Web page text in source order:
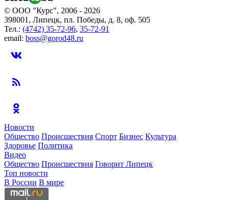
© ООО "Курс", 2006 - 2026
398001, Липецк, пл. Победы, д. 8, оф. 505
Тел.: (4742) 35-72-96, 35-72-91
email: boss@gorod48.ru
Новости
Общество Происшествия Спорт Бизнес Культура
Здоровье Политика
Видео
Общество Происшествия Говорит Липецк
Топ новости
В России В мире